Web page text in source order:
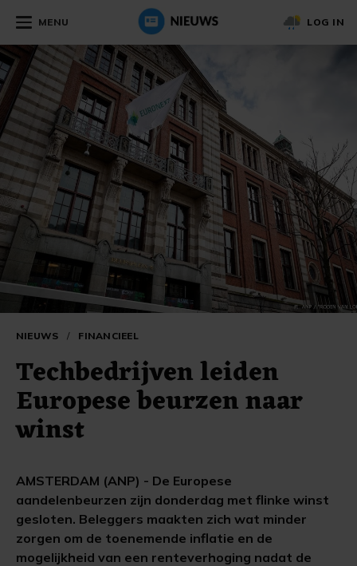
MENU LOG IN
NIEUWS / FINANCIEEL
Techbedrijven leiden
Europese beurzen naar
winst
AMSTERDAM (ANP) - De Europese
aandelenbeurzen zijn donderdag met flinke winst
gesloten. Beleggers maakten zich wat minder
zorgen om de toenemende inflatie en de
mogelijkheid van een renteverhoging nadat de